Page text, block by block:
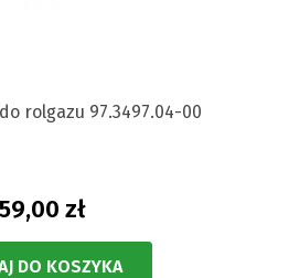
rolgazu 97.3497.04-00
59,00 zł
DO KOSZYKA